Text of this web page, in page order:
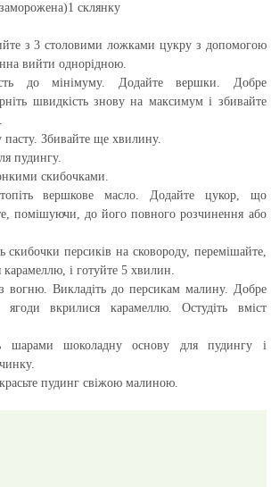
1 склянку
з 3 столовими ложками цукру з допомогою
вийти однорідною.
до мінімуму. Додайте вершки. Добре
швидкість знову на максимум і збивайте
Збивайте ще хвилину.
пудингу.
скибочками.
вершкове масло. Додайте цукор, що
помішуючи, до його повного розчинення або
скибочки персиків на сковороду, перемішайте,
і готуйте 5 хвилин.
з вогню. Викладіть до персикам малину. Добре
вкрилися карамеллю. Остудіть вміст
шарами шоколадну основу для пудингу і
пудинг свіжою малиною.